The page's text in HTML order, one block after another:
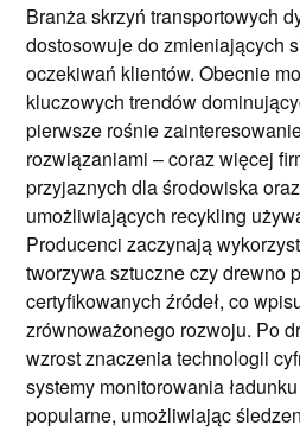
Branża skrzyń transportowych
dostosowuje do zmieniających
oczekiwań klientów. Obecnie
kluczowych trendów
pierwsze rośnie
rozwiązaniami – coraz więcej
przyjaznych dla środowiska
umożliwiających recykling
Producenci zaczynają
tworzywa sztuczne czy drewno
certyfikowanych źródeł, co
zrównoważonego rozwoju. Po
wzrost znaczenia technologii
systemy monitorowania
popularne, umożliwiając